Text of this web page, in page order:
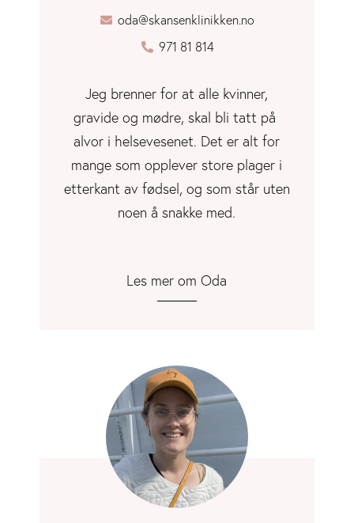
oda@skansenklinikken.no
971 81 814
Jeg brenner for at alle kvinner,
gravide og mødre, skal bli tatt på
alvor i helsevesenet. Det er alt for
mange som opplever store plager i
etterkant av fødsel, og som står uten
noen å snakke med.
Les mer om Oda